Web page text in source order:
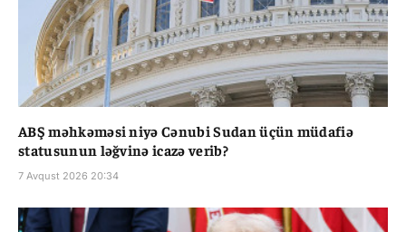
ABŞ məhkəməsi niyə Cənubi Sudan üçün müdafiə
statusunun ləğvinə icazə verib?
7 Avqust 2026 20:34